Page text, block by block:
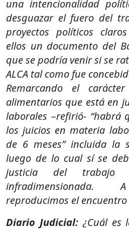
una intencionalidad
desguazar el fuero del
proyectos políticos
ellos un documento del
que se podría venir si se
ALCA tal como fue
Remarcando el
alimentarios que está en
laborales –refirió- “habrá
los juicios en materia
de 6 meses” incluida la
luego de lo cual sí se
justicia del
infradimensionada.
reproducimos el
Diario Judicial:¿Cuál es